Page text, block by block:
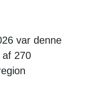
var denne
270